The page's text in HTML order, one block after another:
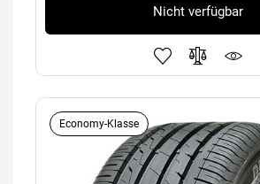
Nicht verfügbar
Economy-Klasse